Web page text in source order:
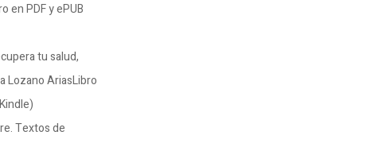
en PDF y ePUB
tu salud,
Lozano AriasLibro
Textos de